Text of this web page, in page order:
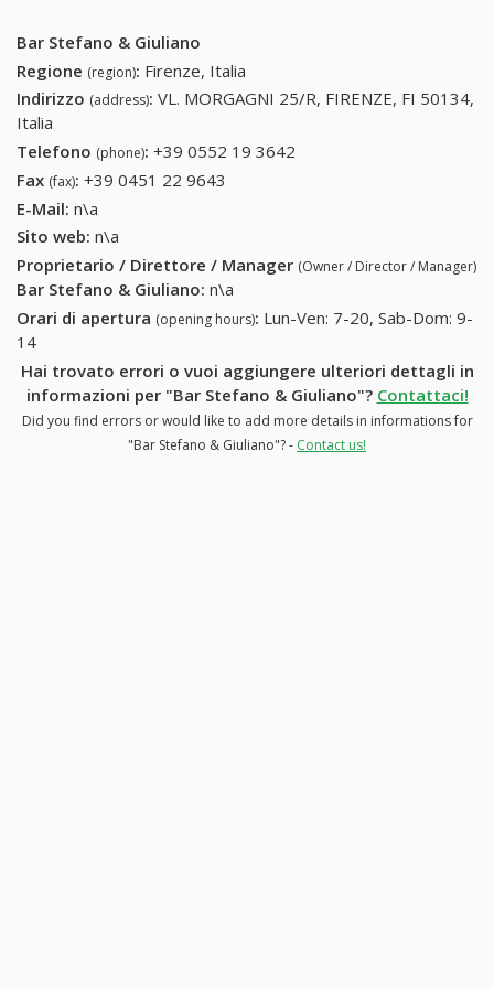
Bar Stefano & Giuliano
Regione (region): Firenze, Italia
Indirizzo (address): VL. MORGAGNI 25/R, FIRENZE, FI 50134,
Italia
Telefono (phone): +39 0552 19 3642
Fax (fax): +39 0451 22 9643
E-Mail: n\a
Sito web: n\a
Proprietario / Direttore / Manager (Owner / Director / Manager)
Bar Stefano & Giuliano: n\a
Orari di apertura (opening hours): Lun-Ven: 7-20, Sab-Dom: 9-
14
Hai trovato errori o vuoi aggiungere ulteriori dettagli in
informazioni per "Bar Stefano & Giuliano"? Contattaci!
Did you find errors or would like to add more details in informations for
"Bar Stefano & Giuliano"? - Contact us!